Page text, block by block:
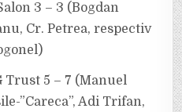
3 – 3 (Bogdan
Cr. Petrea, respectiv
Trust 5 – 7 (Manuel
”Careca”, Adi Trifan,